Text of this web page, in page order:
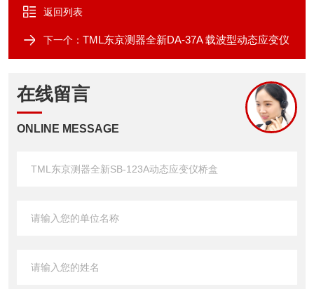
返回列表
下一个： TML东京测器全新DA-37A 载波型动态应变仪
在线留言
ONLINE MESSAGE